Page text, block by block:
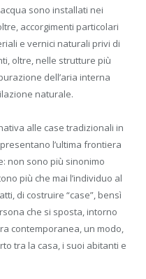
sono installati nei
accorgimenti particolari
e vernici naturali privi di
oltre, nelle strutture più
dell’aria interna
naturale.
alle case tradizionali in
l’ultima frontiera
non sono più sinonimo
più che mai l’individuo al
di costruire “case”, bensì
che si sposta, intorno
contemporanea, un modo,
tra la casa, i suoi abitanti e